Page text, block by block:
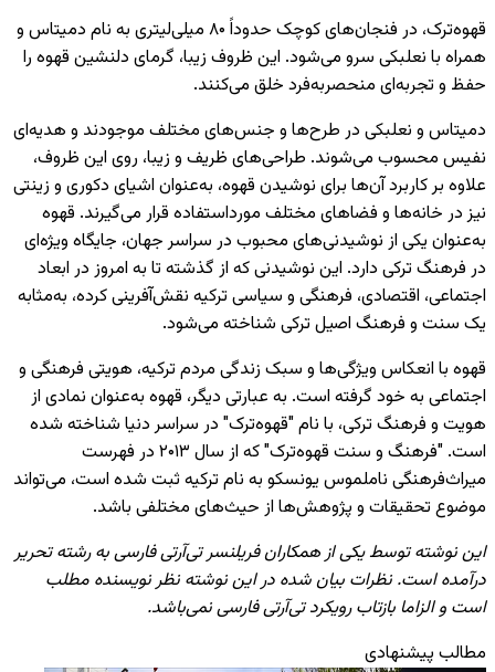
قهوه‌ترک، در فنجان‌های کوچک حدوداً ۸۰ میلی‌لیتری به نام دمیتاس و
همراه با نعلبکی سرو می‌شود. این ظروف زیبا، گرمای دلنشین قهوه را
حفظ و تجربه‌ای منحصربه‌فرد خلق می‌کنند.
دمیتاس و نعلبکی در طرح‌ها و جنس‌های مختلف موجودند و هدیه‌ای
نفیس محسوب می‌شوند. طراحی‌های ظریف و زیبا، روی این ظروف،
علاوه بر کاربرد آن‌ها برای نوشیدن قهوه، به‌عنوان اشیای دکوری و زینتی
نیز در خانه‌ها و فضاهای مختلف مورداستفاده قرار می‌گیرند. قهوه
به‌عنوان یکی از نوشیدنی‌های محبوب در سراسر جهان، جایگاه ویژه‌ای
در فرهنگ ترکی دارد. این نوشیدنی که از گذشته تا به امروز در ابعاد
اجتماعی، اقتصادی، فرهنگی و سیاسی ترکیه نقش‌آفرینی کرده، به‌مثابه
یک سنت و فرهنگ اصیل ترکی شناخته می‌شود.
قهوه با انعکاس ویژگی‌ها و سبک زندگی مردم ترکیه، هویتی فرهنگی و
اجتماعی به خود گرفته است. به عبارتی دیگر، قهوه به‌عنوان نمادی از
هویت و فرهنگ ترکی، با نام "قهوه‌ترک" در سراسر دنیا شناخته شده
است. "فرهنگ و سنت قهوه‌ترک" که از سال ۲۰۱۳ در فهرست
میراث‌فرهنگی ناملموس یونسکو به نام ترکیه ثبت شده است، می‌تواند
موضوع تحقیقات و پژوهش‌ها از حیث‌های مختلفی باشد.
این نوشته توسط یکی از همکاران فریلنسر تی‌آرتی فارسی به رشته تحریر
درآمده است. نظرات بیان شده در این نوشته نظر نویسنده مطلب
است و الزاما بازتاب رویکرد تی‌آرتی فارسی نمی‌باشد.
مطالب پیشنهادی